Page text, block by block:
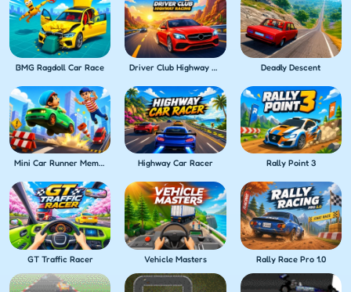
BMG Ragdoll Car Race Driver Club Highway Racing Deadly Descent
Mini Car Runner Meme Games Highway Car Racer Rally Point 3
GT Traffic Racer Vehicle Masters Rally Race Pro 1.0